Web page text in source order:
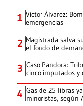
1 Víctor Álvarez:
emergencias
2 Magistrada salva
el fondo de
3 Caso Pandora:
cinco imputados y
4 Gas de 25 libras
minoristas, según